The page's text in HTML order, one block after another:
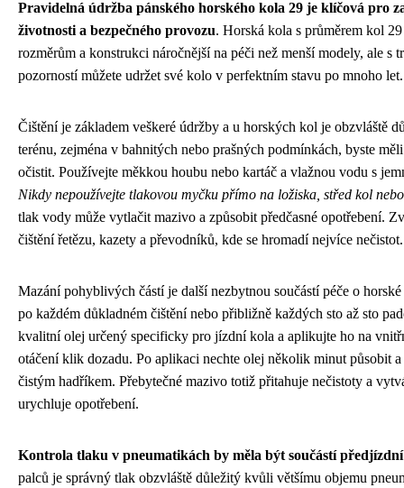
Pravidelná údržba pánského horského kola 29 je klíčová pro
životnosti a bezpečného provozu. Horská kola s průměrem kol
rozměrům a konstrukci náročnější na péči než menší modely, ale s
pozorností můžete udržet své kolo v perfektním stavu po mnoho let.
Čištění je základem veškeré údržby a u horských kol je obzvláště
terénu, zejména v bahnitých nebo prašných podmínkách, byste
očistit. Používejte měkkou houbu nebo kartáč a vlažnou vodu s
Nikdy nepoužívejte tlakovou myčku přímo na ložiska, střed kol
tlak vody může vytlačit mazivo a způsobit předčasné opotřebení.
čištění řetězu, kazety a převodníků, kde se hromadí nejvíce nečistot.
Mazání pohyblivých částí je další nezbytnou součástí péče o
po každém důkladném čištění nebo přibližně každých sto až sto
kvalitní olej určený specificky pro jízdní kola a aplikujte ho na
otáčení klik dozadu. Po aplikaci nechte olej několik minut působit
čistým hadříkem. Přebytečné mazivo totiž přitahuje nečistoty a
urychluje opotřebení.
Kontrola tlaku v pneumatikách by měla být součástí
palců je správný tlak obzvláště důležitý kvůli většímu objemu